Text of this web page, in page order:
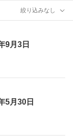
絞り込みなし
年9月3日
年5月30日